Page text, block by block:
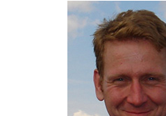
Joe68
fündig
geworden